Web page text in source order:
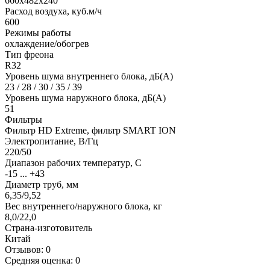
Расход воздуха, куб.м/ч
600
Режимы работы
охлаждение/обогрев
Тип фреона
R32
Уровень шума внутреннего блока, дБ(А)
23 / 28 / 30 / 35 / 39
Уровень шума наружного блока, дБ(А)
51
Фильтры
Фильтр HD Extreme, фильтр SMART ION
Электропитание, В/Гц
220/50
Диапазон рабочих температур, С
-15 ... +43
Диаметр труб, мм
6,35/9,52
Вес внутреннего/наружного блока, кг
8,0/22,0
Страна-изготовитель
Китай
Отзывов: 0
Средняя оценка: 0